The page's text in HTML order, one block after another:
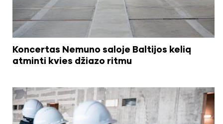
Koncertas Nemuno saloje Baltijos kelią
atminti kvies džiazo ritmu